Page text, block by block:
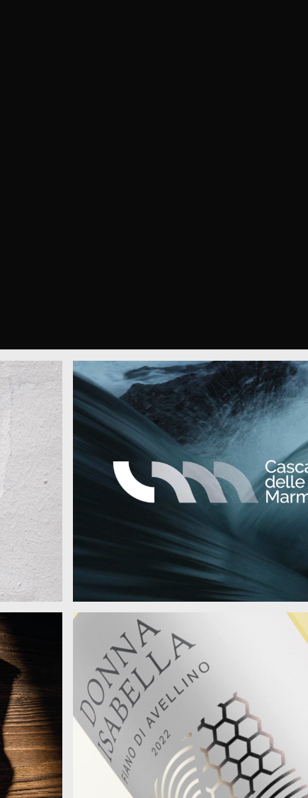
Cascata delle Marmore
Valnerina, Terni, Umbria, Italy
logo design, website
Donna Isabella – Fiano di
Avellino
Terre di Lavinia, Alberto Gambini